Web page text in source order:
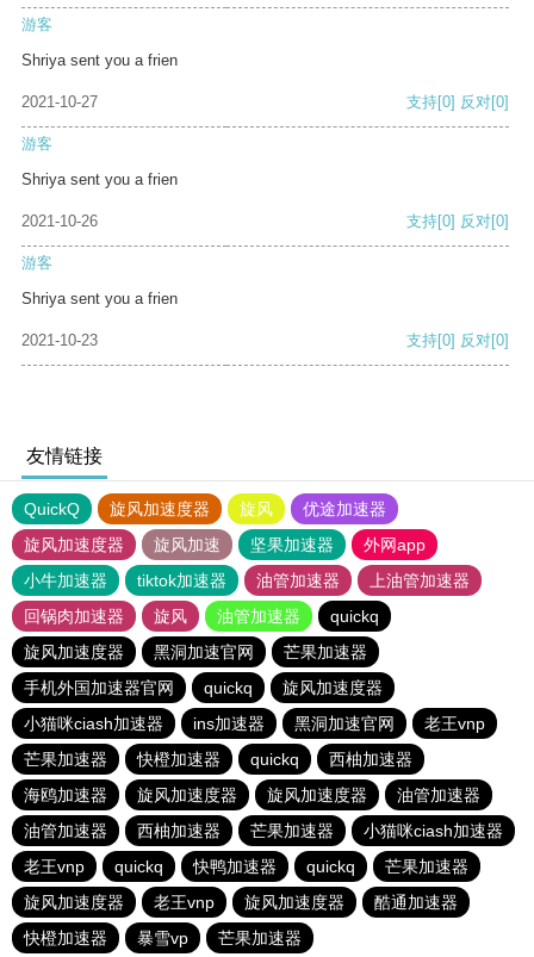
游客
Shriya sent you a frien
2021-10-27 支持[0] 反对[0]
游客
Shriya sent you a frien
2021-10-26 支持[0] 反对[0]
游客
Shriya sent you a frien
2021-10-23 支持[0] 反对[0]
友情链接
QuickQ 旋风加速度器 旋风
优途加速器
旋风加速度器
旋风加速 坚果加速器
外网app
小牛加速器
tiktok加速器 油管加速器
上油管加速器
回锅肉加速器
旋风 油管加速器
quickq
旋风加速度器
黑洞加速官网
芒果加速器
手机外国加速器官网
quickq
旋风加速度器
小猫咪ciash加速器
ins加速器 黑洞加速官网
老王vnp
芒果加速器
快橙加速器 quickq
西柚加速器
海鸥加速器
旋风加速度器 旋风加速度器
油管加速器
油管加速器
西柚加速器 芒果加速器
小猫咪ciash加速器
老王vnp
quickq 快鸭加速器 quickq
芒果加速器
旋风加速度器
老王vnp 旋风加速度器
酷通加速器
快橙加速器
暴雪vp 芒果加速器